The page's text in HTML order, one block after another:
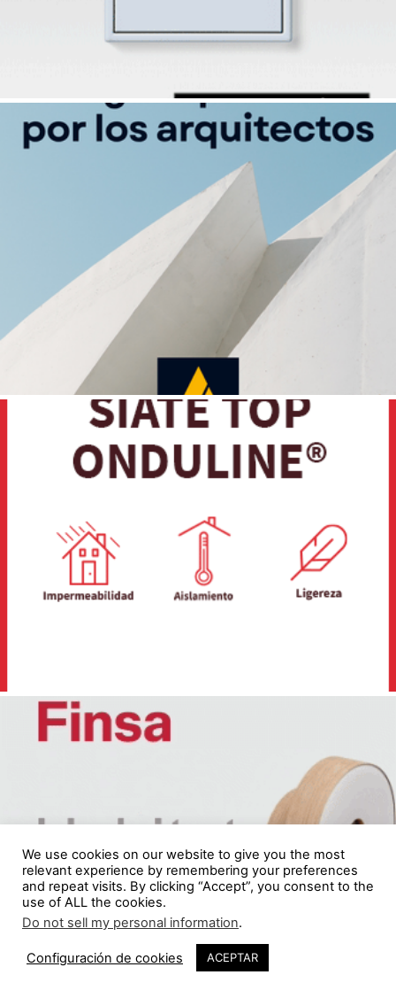
We use cookies on our website to give you the most
relevant experience by remembering your preferences
and repeat visits. By clicking “Accept”, you consent to the
use of ALL the cookies.
Do not sell my personal information.
Configuración de cookies ACEPTAR